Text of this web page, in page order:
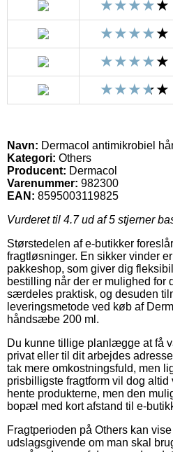
Navn: Dermacol antimikrobiel
Kategori: Others
Producent: Dermacol
Varenummer: 982300
EAN: 8595003119825
Vurderet til 4.7ud af 5 stjerner
Størstedelen af e-butikker
fragtløsninger. En sikker vinder
pakkeshop, som giver dig
bestilling når der er mulighed for
særdeles praktisk, og desuden
leveringsmetode ved køb af
håndsæbe 200 ml.
Du kunne tillige planlægge at få
privat eller til dit arbejdes
tak mere omkostningsfuld, men
prisbilligste fragtform vil dog
hente produkterne, men den
bopæl med kort afstand til e-
Fragtperioden på Others kan
udslagsgivende om man skal